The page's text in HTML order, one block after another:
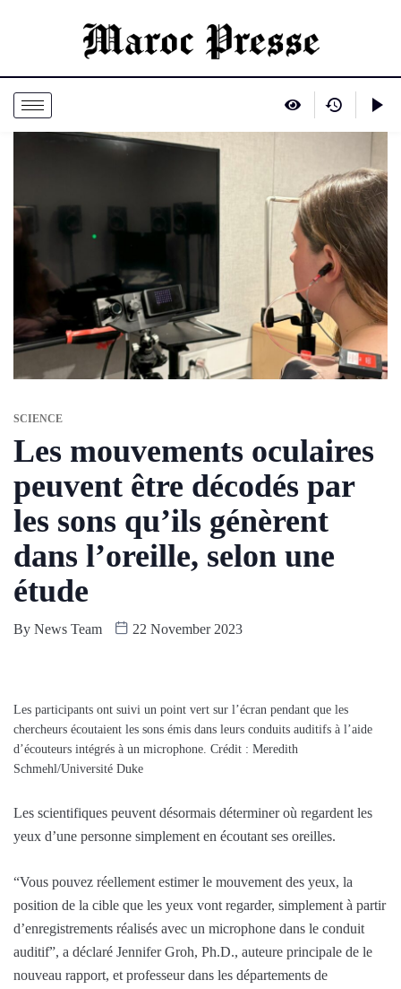
SCIENCE
Les mouvements oculaires
peuvent être décodés par
les sons qu’ils génèrent
dans l’oreille, selon une
étude
By News Team 22 November 2023
Les participants ont suivi un point vert sur l’écran pendant que les
chercheurs écoutaient les sons émis dans leurs conduits auditifs à l’aide
d’écouteurs intégrés à un microphone. Crédit : Meredith
Schmehl/Université Duke
Les scientifiques peuvent désormais déterminer où regardent les
yeux d’une personne simplement en écoutant ses oreilles.
“Vous pouvez réellement estimer le mouvement des yeux, la
position de la cible que les yeux vont regarder, simplement à partir
d’enregistrements réalisés avec un microphone dans le conduit
auditif”, a déclaré Jennifer Groh, Ph.D., auteure principale de le
nouveau rapport, et professeur dans les départements de